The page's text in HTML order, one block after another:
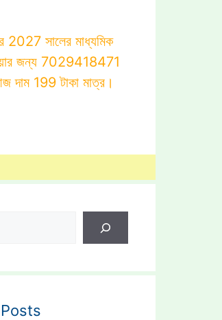
2027 সালের মাধ্যমিক
জন্য 7029418471
দাম 199 টাকা মাত্র।